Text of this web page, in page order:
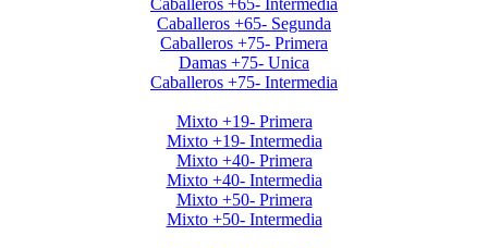
Caballeros +65- Intermedia
Caballeros +65- Segunda
Caballeros +75- Primera
Damas +75- Unica
Caballeros +75- Intermedia
Mixto +19- Primera
Mixto +19- Intermedia
Mixto +40- Primera
Mixto +40- Intermedia
Mixto +50- Primera
Mixto +50- Intermedia